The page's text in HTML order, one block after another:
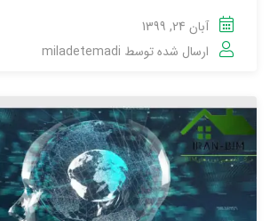
آبان 24, 1399
ارسال شده توسط miladetemadi